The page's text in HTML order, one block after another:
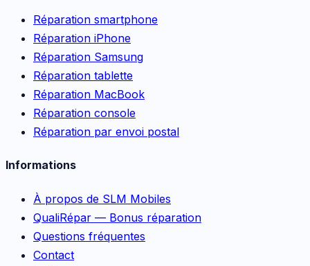
Réparation smartphone
Réparation iPhone
Réparation Samsung
Réparation tablette
Réparation MacBook
Réparation console
Réparation par envoi postal
Informations
À propos de SLM Mobiles
QualiRépar — Bonus réparation
Questions fréquentes
Contact